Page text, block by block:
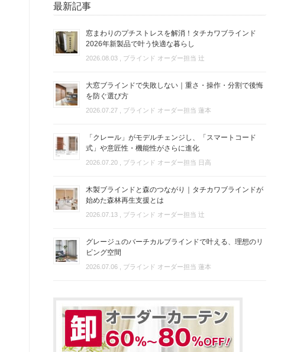
最新記事
窓まわりのプチストレスを解消！タチカワブラインド
2026年新製品で叶う快適な暮らし
2026.08.03 , ブラインド オーダー担当 辻
大窓ブラインドで失敗しない｜重さ・操作・分割で後悔
を防ぐ選び方
2026.07.27 , ブラインド オーダー担当 蓮本
「クレール」がモデルチェンジし、「スマートコード
式」や意匠性・機能性がさらに進化
2026.07.20 , ブラインド オーダー担当 日高
木製ブラインドと森のつながり｜タチカワブラインドが
始めた森林再生支援とは
2026.07.13 , ブラインド オーダー担当 辻
グレージュのバーチカルブラインドで叶える、理想のリ
ビング空間
2026.07.06 , ブラインド オーダー担当 蓮本